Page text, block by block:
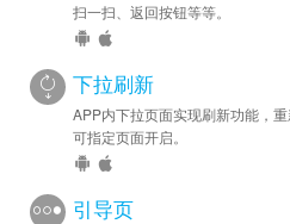
扫一扫、返回按钮等等。
下拉刷新
APP内下拉页面实现刷新功能，
可指定页面开启。
引导页